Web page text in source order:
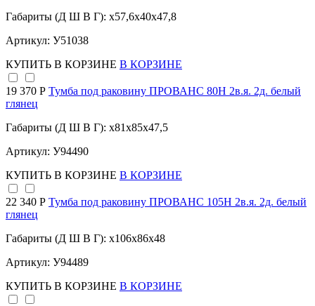
Габариты (Д Ш В Г): x57,6x40x47,8
Артикул: У51038
КУПИТЬ В КОРЗИНЕ В КОРЗИНЕ
19 370 Р Тумба под раковину ПРОВАНС 80Н 2в.я. 2д. белый
глянец
Габариты (Д Ш В Г): x81x85x47,5
Артикул: У94490
КУПИТЬ В КОРЗИНЕ В КОРЗИНЕ
22 340 Р Тумба под раковину ПРОВАНС 105Н 2в.я. 2д. белый
глянец
Габариты (Д Ш В Г): x106x86x48
Артикул: У94489
КУПИТЬ В КОРЗИНЕ В КОРЗИНЕ